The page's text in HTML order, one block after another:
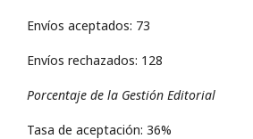
Envíos aceptados: 73
Envíos rechazados: 128
Porcentaje de la Gestión Editorial
Tasa de aceptación: 36%